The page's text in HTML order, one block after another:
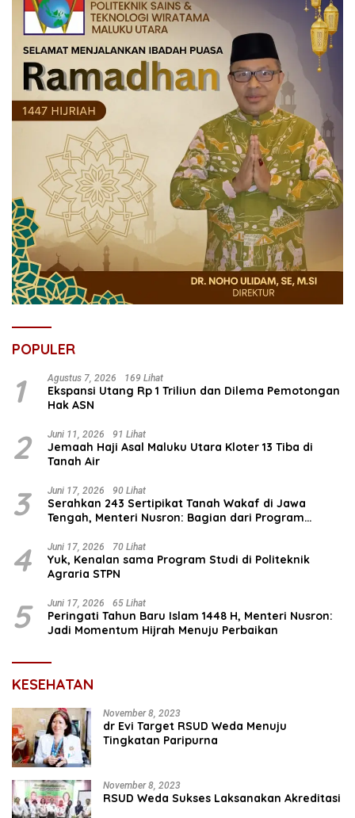
POPULER
1 Agustus 7, 2026 169 Lihat
Ekspansi Utang Rp 1 Triliun dan Dilema Pemotongan
Hak ASN
2 Juni 11, 2026 91 Lihat
Jemaah Haji Asal Maluku Utara Kloter 13 Tiba di
Tanah Air
3 Juni 17, 2026 90 Lihat
Serahkan 243 Sertipikat Tanah Wakaf di Jawa
Tengah, Menteri Nusron: Bagian dari Program
Umat
4 Juni 17, 2026 70 Lihat
Yuk, Kenalan sama Program Studi di Politeknik
Agraria STPN
5 Juni 17, 2026 65 Lihat
Peringati Tahun Baru Islam 1448 H, Menteri Nusron:
Jadi Momentum Hijrah Menuju Perbaikan
KESEHATAN
November 8, 2023
dr Evi Target RSUD Weda Menuju
Tingkatan Paripurna
November 8, 2023
RSUD Weda Sukses Laksanakan Akreditasi